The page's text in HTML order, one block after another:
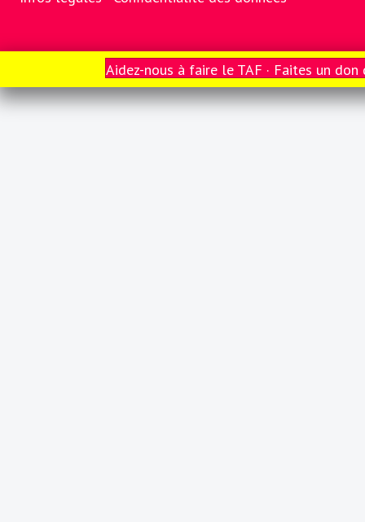
© 2000-2026 Regards.fr. Tous droits réservés.
Aidez-nous à faire le TAF · Faites un